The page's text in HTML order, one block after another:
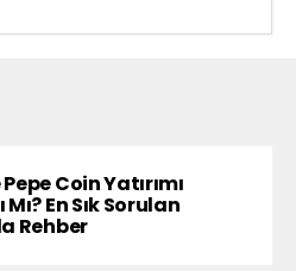
Coin Yatırımı
Mı? En Sık Sorulan
Rehber